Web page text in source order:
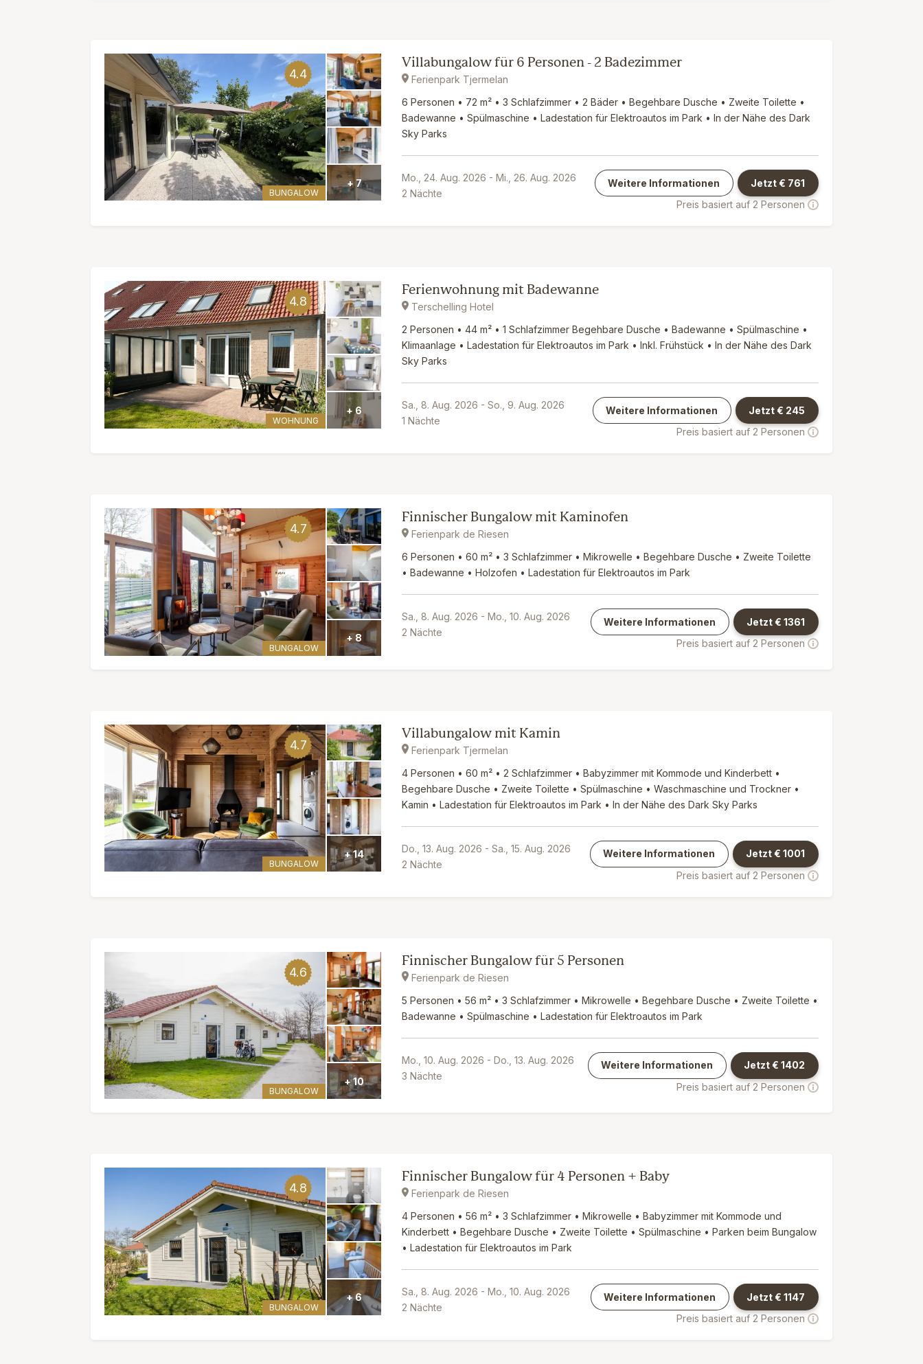
4.4
BUNGALOW
+ 7
Villabungalow für 6 Personen - 2 Badezimmer
Ferienpark Tjermelan
6 Personen • 72 m² • 3 Schlafzimmer • 2 Bäder • Begehbare Dusche • Zweite Toilette •
Badewanne • Spülmaschine • Ladestation für Elektroautos im Park • In der Nähe des Dark
Sky Parks
Mo., 24. Aug. 2026 - Mi., 26. Aug. 2026
2 Nächte
Weitere Informationen Jetzt € 761
Preis basiert auf 2 Personen
4.8
WOHNUNG
+ 6
Ferienwohnung mit Badewanne
Terschelling Hotel
2 Personen • 44 m² • 1 Schlafzimmer Begehbare Dusche • Badewanne • Spülmaschine •
Klimaanlage • Ladestation für Elektroautos im Park • Inkl. Frühstück • In der Nähe des Dark
Sky Parks
Sa., 8. Aug. 2026 - So., 9. Aug. 2026
1 Nächte
Weitere Informationen Jetzt € 245
Preis basiert auf 2 Personen
4.7
BUNGALOW
+ 8
Finnischer Bungalow mit Kaminofen
Ferienpark de Riesen
6 Personen • 60 m² • 3 Schlafzimmer • Mikrowelle • Begehbare Dusche • Zweite Toilette
• Badewanne • Holzofen • Ladestation für Elektroautos im Park
Sa., 8. Aug. 2026 - Mo., 10. Aug. 2026
2 Nächte
Weitere Informationen Jetzt €1361
Preis basiert auf 2 Personen
4.7
BUNGALOW
+ 14
Villabungalow mit Kamin
Ferienpark Tjermelan
4 Personen • 60 m² • 2 Schlafzimmer • Babyzimmer mit Kommode und Kinderbett •
Begehbare Dusche • Zweite Toilette • Spülmaschine • Waschmaschine und Trockner •
Kamin • Ladestation für Elektroautos im Park • In der Nähe des Dark Sky Parks
Do., 13. Aug. 2026 - Sa., 15. Aug. 2026
2 Nächte
Weitere Informationen Jetzt €1001
Preis basiert auf 2 Personen
4.6
BUNGALOW
+ 10
Finnischer Bungalow für 5 Personen
Ferienpark de Riesen
5 Personen • 56 m² • 3 Schlafzimmer • Mikrowelle • Begehbare Dusche • Zweite Toilette •
Badewanne • Spülmaschine • Ladestation für Elektroautos im Park
Mo., 10. Aug. 2026 - Do., 13. Aug. 2026
3 Nächte
Weitere Informationen Jetzt €1402
Preis basiert auf 2 Personen
4.8
BUNGALOW
+ 6
Finnischer Bungalow für 4 Personen + Baby
Ferienpark de Riesen
4 Personen • 56 m² • 3 Schlafzimmer • Mikrowelle • Babyzimmer mit Kommode und
Kinderbett • Begehbare Dusche • Zweite Toilette • Spülmaschine • Parken beim Bungalow
• Ladestation für Elektroautos im Park
Sa., 8. Aug. 2026 - Mo., 10. Aug. 2026
2 Nächte
Weitere Informationen Jetzt €1147
Preis basiert auf 2 Personen